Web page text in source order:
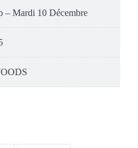
– Mardi 10 Décembre